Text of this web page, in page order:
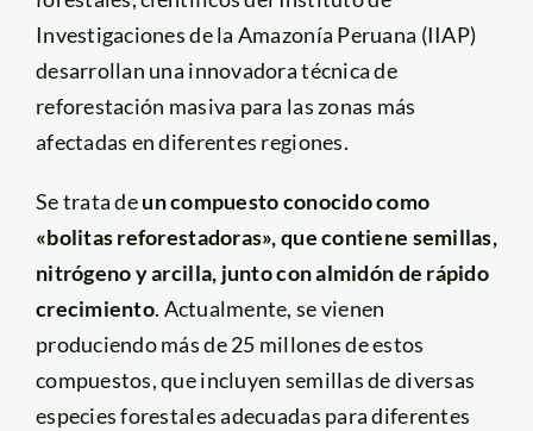
Investigaciones de la Amazonía Peruana (IIAP)
desarrollan una innovadora técnica de
reforestación masiva para las zonas más
afectadas en diferentes regiones.
Se trata deun compuesto conocido como
«bolitas reforestadoras», que contiene semillas,
nitrógeno y arcilla, junto con almidón de rápido
crecimiento. Actualmente, se vienen
produciendo más de 25 millones de estos
compuestos, que incluyen semillas de diversas
especies forestales adecuadas para diferentes